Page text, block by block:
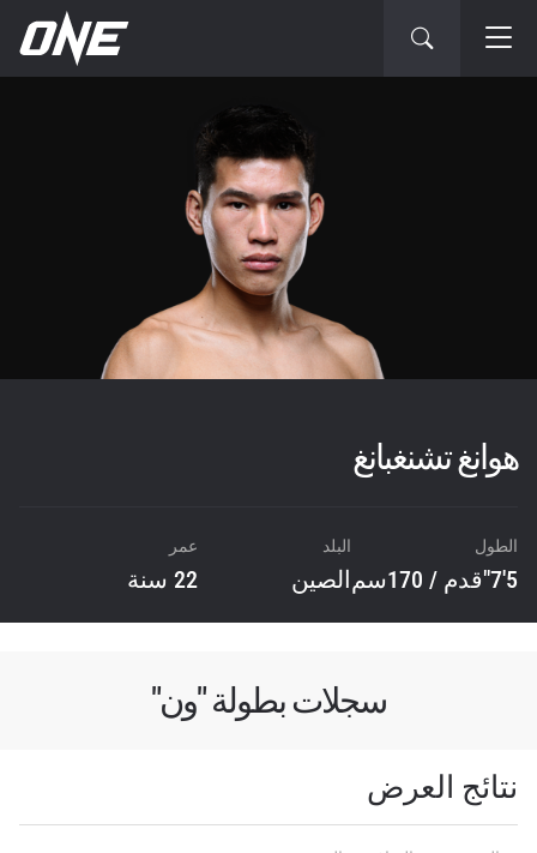
هوانغ تشنغبانغ
الطول
5'7"قدم / 170سم
البلد
الصين
عمر
22 سنة
سجلات بطولة "ون"
نتائج العرض